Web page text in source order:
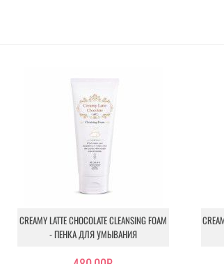
CREAMY LATTE CHOCOLATE CLEANSING FOAM
- ПЕНКА ДЛЯ УМЫВАНИЯ